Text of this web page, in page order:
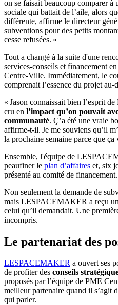
on se faisait beaucoup comparer à
sociale qui battait de l’aile, alors
différente, affirme le directeur
subventions pour des petits
cesse refusées. »
Tout a changé à la suite d'une
services-conseils et financement en
Centre-Ville. Immédiatement, le
comprenait l’essence du projet
« Jason connaissait bien l’esprit
cru en l’impact qu’on pouvait
communauté. Ç’a été une vraie
affirme-t-il. Je me souviens qu’il
la prochaine semaine parce que ça
Ensemble, l'équipe de
peaufiner le plan d’affaires et, six
présenté au comité de financement.
Non seulement la demande de
mais LESPACEMAKER a reçu
celui qu’il demandait. Une
incompris.
Le partenariat des
LESPACEMAKER a ouvert ses
de profiter des conseils
proposés par l’équipe de PME
meilleur partenaire quand il s’agit
qui parler.